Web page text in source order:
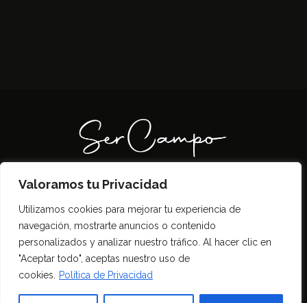
Valoramos tu Privacidad
Utilizamos cookies para mejorar tu experiencia de
navegación, mostrarte anuncios o contenido
personalizados y analizar nuestro tráfico. Al hacer clic en
"Aceptar todo", aceptas nuestro uso de
cookies.
Política de Privacidad
(2023)